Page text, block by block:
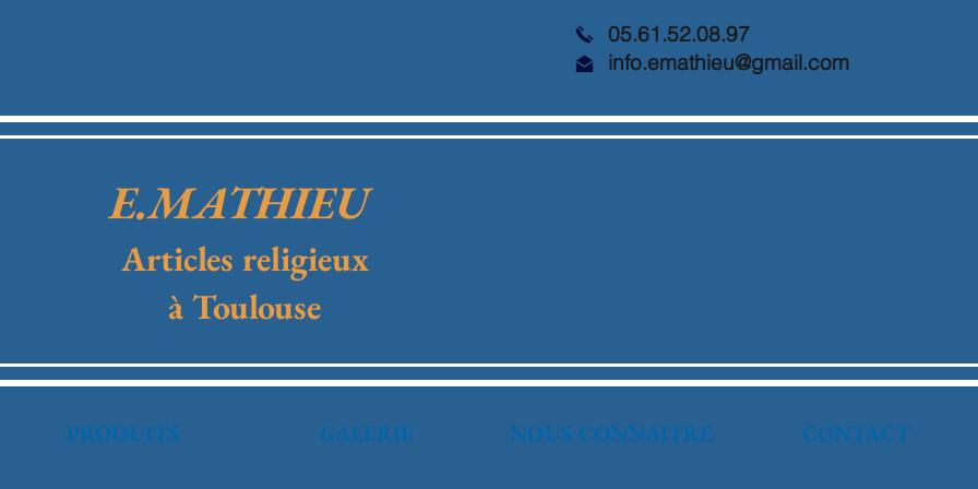
05.61.52.08.97
info.emathieu@gmail.com
E.MATHIEU
Articles religieux
à Toulouse
PRODUITS GALERIE NOUS CONNAITRE CONTACT